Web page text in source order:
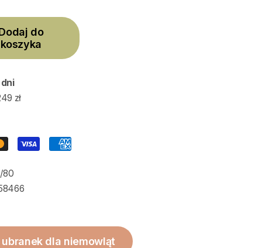
do
koszyka
zł
80
dla niemowląt